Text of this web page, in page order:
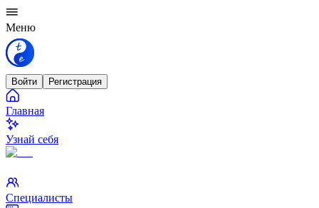
Меню
Войти Регистрация
Главная
Узнай себя
Специалисты